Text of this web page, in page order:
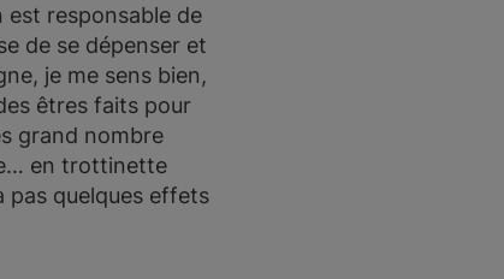
est responsable de
de se dépenser et
je me sens bien,
êtres faits pour
grand nombre
en trottinette
pas quelques effets